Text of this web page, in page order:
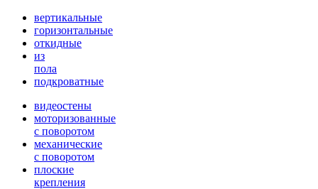
вертикальные
горизонтальные
откидные
из
пола
подкроватные
видеостены
моторизованные
с поворотом
механические
с поворотом
плоские
крепления